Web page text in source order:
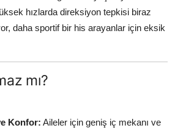
hızlarda direksiyon tepkisi biraz
daha sportif bir his arayanlar için eksik
mı?
Konfor: Aileler için geniş iç mekanı ve